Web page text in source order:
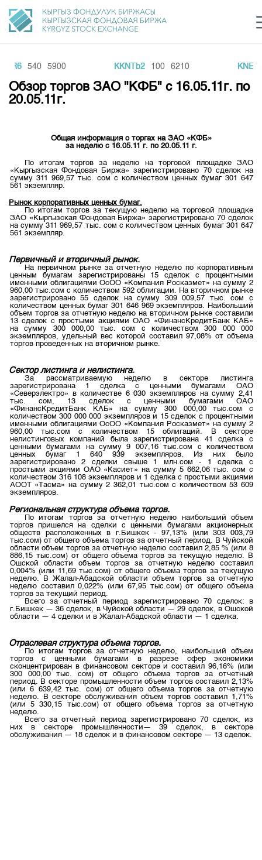
Финансовый рынок KG login Рус Кыр Eng
Общая информация
Акционеры
Руководство
Внутренний аудитор
Комитеты
Наши партнеры
Cтратегия развития
Корпоративные документы
Контакты
Направления
Товарно-сырьевой сектор
Центр раскрытия информации
Тарифы
Финансовый рынок KG
Пресс-клуб
25 лет ЗАО КФБ
Нормативная база
Биржевая деятельность
Депозитарная деятельность
Центр раскрытия информации
Статистика торгов
Итоги последних торгов
Индекс и Капитализация
Котировки по ЦБ
Котировки по драг. металлам
Расписание аукционов по ГЦБ
Результаты аукционов ГЦБ
Результаты аукционов по депозитам
Учебный центр
Общая информация
План работы на год
540 5900 KKNTb2 100 6210 KNEF3
Обзор торгов ЗАО "КФБ" с 16.05.11г. по
20.05.11г.
Общая информация о торгах на ЗАО «КФБ»
за неделю с 16.05.11 г. по 20.05.11 г.
По итогам торгов за неделю на торговой площадке ЗАО
«Кыргызская Фондовая Биржа» зарегистрировано 70 сделок на
сумму 311 969,57 тыс. сом с количеством ценных бумаг 301 647
561 экземпляр.
Рынок корпоративных ценных бумаг.
По итогам торгов за текущую неделю на торговой площадке
ЗАО «Кыргызская Фондовая Биржа» зарегистрировано 70 сделок
на сумму 311 969,57 тыс. сом с количеством ценных бумаг 301 647
561 экземпляр.
Первичный и вторичный рынок.
На первичном рынке за отчетную неделю по корпоративным
ценным бумагам зарегистрированы 15 сделок с процентными
именными облигациями ОсОО «Компания Росказмет» на сумму 2
960,00 тыс.сом с количеством 592 облигации. На вторичном рынке
зарегистрировано 55 сделок на сумму 309 009,57 тыс. сом с
количеством ценных бумаг 301 646 969 экземпляров. Наибольший
объем торгов за отчетную неделю на вторичном рынке составили
13 сделок с простыми акциями ОАО «ФинансКредитБанк КАБ»
на сумму 300 000,00 тыс. сом с количеством 300 000 000
экземпляров, удельный вес которой составил 97,08% от объема
торгов проведенных на вторичном рынке.
Сектор листинга и нелистинга.
За рассматриваемую неделю в секторе листинга
зарегистрирована 1 сделка с ценными бумагами ОАО
«Северэлектро» в количестве 6 030 экземпляров на сумму 2,41
тыс. сом, 13 сделок с ценными бумагами ОАО
«ФинансКредитБанк КАБ» на сумму 300 000,00 тыс.сом с
количеством 300 000 000 экземпляров и 15 сделок с процентными
именными облигациями ОсОО «Компания Росказмет» на сумму 2
960,00 тыс.сом с количеством 15 облигаций. В секторе
нелистинговых компаний была зарегистрирована 41 сделка с
ценными бумагами на сумму 9 007,16 тыс.сом с количеством
ценных бумаг 1 640 939 экземпляров. Из них было
зарегистрировано 2 сделки свыше 1 млн.сом - 1 сделка с
простыми акциями ОАО «Касиет» на сумму 5 662,06 тыс. сом с
количеством 316 108 экземпляров и 1 сделка с простыми акциями
АООТ «Тасма» на сумму 2 362,01 тыс.сом с количеством 53 609
экземпляров.
Региональная структура объема торгов.
По итогам торгов за отчетную неделю наибольший объем
торгов пришелся на сделки с ценными бумагами акционерных
обществ расположенных в г.Бишкек - 97,13% (или 303 003,79
тыс.сом) от общего объема торгов за отчетный период. В Чуйской
области объем торгов за отчетную неделю составил 2,85 % (или 8
886,15 тыс.сом) от общего объема торгов за текущую неделю. В
Ошской области объем торгов за отчетную неделю составил
0,004% (или 11,69 тыс.сом) от общего объема торгов за текущую
неделю. В Жалал-Абадской области объем торгов за отчетную
неделю составил 0,022% (или 67,95 тыс.сом) от общего объема
торгов за текущий период.
Всего за отчетный период зарегистрировано 70 сделок: в
г.Бишкек — 36 сделок, в Чуйской области — 29 сделок, в Ошской
области — 4 сделки и в Жалал-Абадской области — 1 сделка.
Отраслевая структура объема торгов.
По итогам торгов за отчетную неделю, наибольший объем
торгов с ценными бумагами в разрезе сфер экономики
сконцентрирован в финансовом секторе и составил 96,16% (или
300 000,00 тыс. сом) от общего объема торгов за отчетный
период. В секторе промышленности объем торгов составил 2,13%
(или 6 639,42 тыс. сом) от общего объема торгов за отчетную
неделю. В секторе обслуживания объем торгов составил 1,71%
(или 5 330,15 тыс.сом) от общего объема торгов за отчетную
неделю.
Всего за отчетный период зарегистрировано 70 сделок, из
них в секторе промышленности— 39 сделок, в секторе
обслуживания — 18 сделок и в финансовом секторе — 13 сделок.